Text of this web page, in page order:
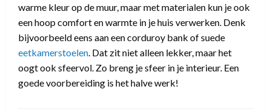
warme kleur op de muur, maar met materialen kun je ook
een hoop comfort en warmte in je huis verwerken. Denk
bijvoorbeeld eens aan een corduroy bank of suede
eetkamerstoelen. Dat zit niet alleen lekker, maar het
oogt ook sfeervol. Zo breng je sfeer in je interieur. Een
goede voorbereiding is het halve werk!